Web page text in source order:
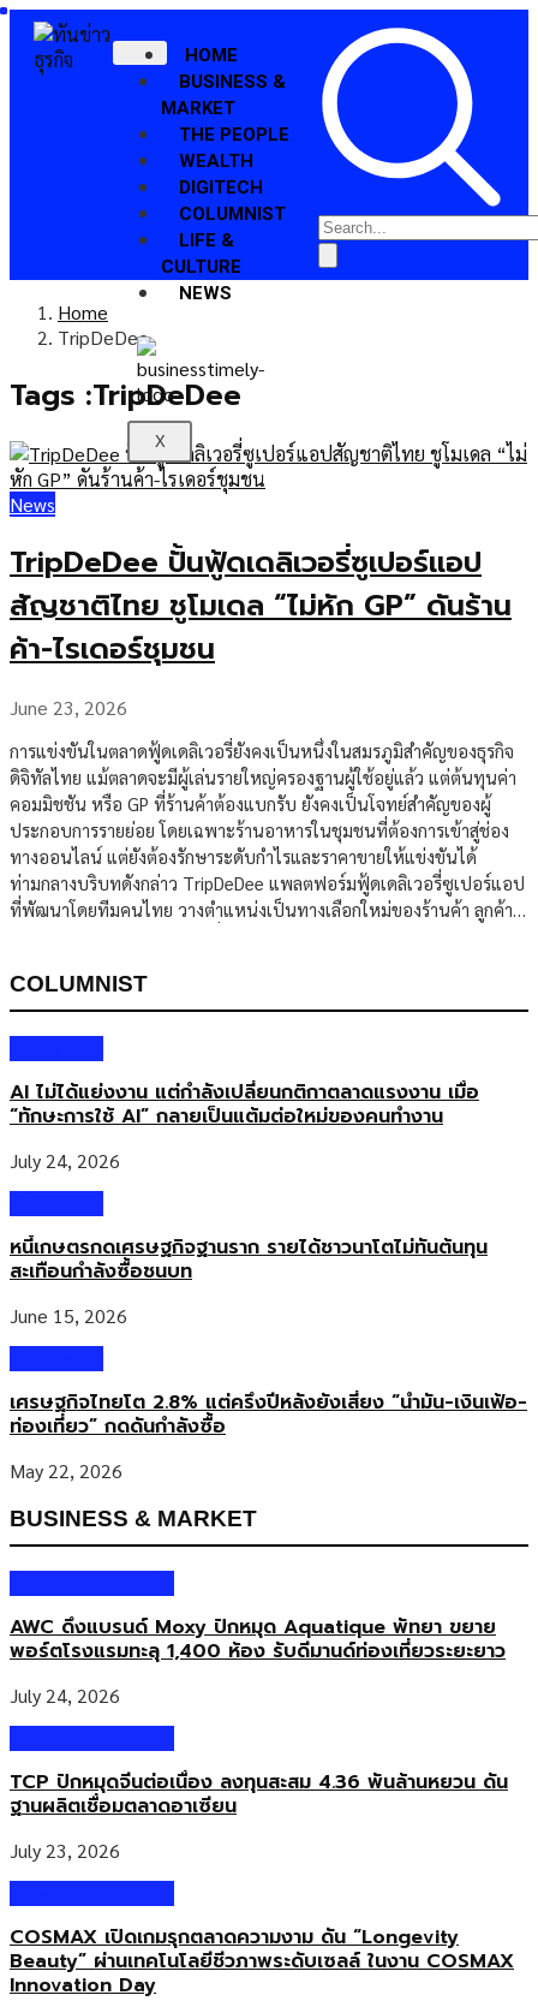
HOME
BUSINESS &
MARKET
THE PEOPLE
WEALTH
DIGITECH
COLUMNIST
LIFE &
CULTURE
NEWS
X
Home
TripDeDee
Tags :TripDeDee
News
TripDeDee ปั้นฟู้ดเดลิเวอรี่ซูเปอร์แอป
สัญชาติไทย ชูโมเดล “ไม่หัก GP” ดันร้าน
ค้า-ไรเดอร์ชุมชน
June 23, 2026
การแข่งขันในตลาดฟู้ดเดลิเวอรี่ยังคงเป็นหนึ่งในสมรภูมิสำคัญของธุรกิจ
ดิจิทัลไทย แม้ตลาดจะมีผู้เล่นรายใหญ่ครองฐานผู้ใช้อยู่แล้ว แต่ต้นทุนค่า
คอมมิชชัน หรือ GP ที่ร้านค้าต้องแบกรับ ยังคงเป็นโจทย์สำคัญของผู้
ประกอบการรายย่อย โดยเฉพาะร้านอาหารในชุมชนที่ต้องการเข้าสู่ช่อง
ทางออนไลน์ แต่ยังต้องรักษาระดับกำไรและราคาขายให้แข่งขันได้
ท่ามกลางบริบทดังกล่าว TripDeDee แพลตฟอร์มฟู้ดเดลิเวอรี่ซูเปอร์แอป
ที่พัฒนาโดยทีมคนไทย วางตำแหน่งเป็นทางเลือกใหม่ของร้านค้า ลูกค้า
TripDeDee ระบุว่า แพลตฟอร์มถูกพัฒนาขึ้นจากการมองเห็นปัญหาเชิง
โครงสร้างของตลาดเดลิเวอรี่ โดยร้านอาหารจำนวนมากต้องแบกรับค่า
คอมมิชชันจากแพลตฟอร์ม ส่งผลให้กำไรลดลง ขณะที่บางร้านจำเป็นต้อง
ปรับราคาอาหารสูงขึ้นเพื่อชดเชยต้นทุนดังกล่าว ในอีกด้านหนึ่ง ลูกค้ายัง
ต้องจ่ายค่าธรรมเนียมเพิ่มเติมจากการสั่งอาหารออนไลน์ ขณะที่ไรเดอร์
จำนวนไม่น้อยมองว่ารายได้จากการรับงานยังไม่สอดคล้องกับภาระและ
พยายามสร้างสมดุลระหว่างร้านค้า ลูกค้า ไรเดอร์ และพาร์ทเนอร์ในชุมชน
จ่ายเริ่มต้น ไม่มีค่าสมัคร ไม่มีค่ารายเดือน ไม่มีค่าติดตั้ง และไม่ถูกหัก GP
จากยอดขาย โมเดลดังกล่าวทำให้ร้านค้าสามารถรับยอดขายเต็มจำนวน
จากคำสั่งซื้อที่เกิดขึ้นบนแพลตฟอร์ม ซึ่งเป็นประเด็นสำคัญสำหรับร้าน
อาหารรายเล็กและร้านค้าในชุมชนที่มีข้อจำกัดด้านต้นทุน บริษัทระบุว่า
COLUMNIST
AI ไม่ได้แย่งงาน แต่กำลังเปลี่ยนกติกาตลาดแรงงาน เมื่อ
“ทักษะการใช้ AI” กลายเป็นแต้มต่อใหม่ของคนทำงาน
July 24, 2026
หนี้เกษตรกดเศรษฐกิจฐานราก รายได้ชาวนาโตไม่ทันต้นทุน
สะเทือนกำลังซื้อชนบท
June 15, 2026
เศรษฐกิจไทยโต 2.8% แต่ครึ่งปีหลังยังเสี่ยง “น้ำมัน-เงินเฟ้อ-
ท่องเที่ยว” กดดันกำลังซื้อ
May 22, 2026
BUSINESS & MARKET
AWC ดึงแบรนด์ Moxy ปักหมุด Aquatique พัทยา ขยาย
พอร์ตโรงแรมทะลุ 1,400 ห้อง รับดีมานด์ท่องเที่ยวระยะยาว
July 24, 2026
TCP ปักหมุดจีนต่อเนื่อง ลงทุนสะสม 4.36 พันล้านหยวน ดัน
ฐานผลิตเชื่อมตลาดอาเซียน
July 23, 2026
COSMAX เปิดเกมรุกตลาดความงาม ดัน “Longevity
Beauty” ผ่านเทคโนโลยีชีวภาพระดับเซลล์ ในงาน COSMAX
Innovation Day